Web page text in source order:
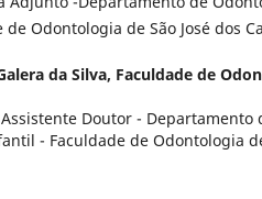
de Odontologia de São José dos
da Silva, Faculdade de
Doutor - Departamento
- Faculdade de Odontologia